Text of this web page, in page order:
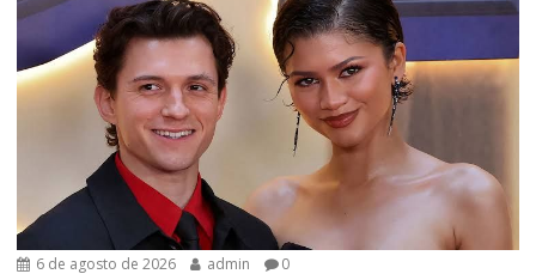
6 de agosto de 2026 admin 0